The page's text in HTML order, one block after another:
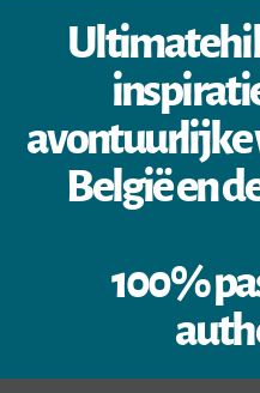
avontuurlijke
België en
100%